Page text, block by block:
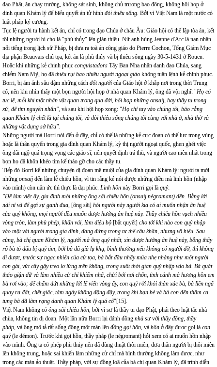
đạo Phật, ăn chay trường, không sát sinh, không chủ trương bạo động, không hội họp ở
dinh quan Khám lý để biểu quyết án tử hình đòi thiêu sống. Bởi vì Việt Nam là một nước có
luật pháp kỷ cương.
Tục lệ người tu hành kết án, chỉ có trong đạo Chúa ở châu Âu: Giáo hội có thể lập tòa án, kết
tội những người bị cho là "phù thủy" lên giàn thiêu. Nữ anh hùng Jeanne d'Arc là nạn nhân
nổi tiếng trong lịch sử Pháp, bị đưa ra toà án công giáo do Pierre Cochon, Tổng Giám Mục
địa phận Beauvais chủ tọa, kết án là phù thủy và bị thiêu sống ngày 30-5-1431 ở Rouen.
Hoặc khi những kẻ chinh phục conquistadors Tây Ban Nha nhân danh đạo Chúa, sang
chiếm Nam Mỹ, họ đã thiêu rụi bao nhiêu người ngoại giáo không tuân lệnh kẻ chinh phục.
Borri, bị ám ảnh sâu đậm những cách đốt người của Giáo hội ở khắp nơi trong thời Trung
cổ, nên khi nhìn thấy một bọn người hội họp ở nhà quan Khám lý, ông đã vội nghĩ: "Họ có
tục lệ, mỗi khi một nhân vật quan trong qua đời, hội họp những onsaij, hay thầy tu trong
xứ, để tìm nguyên nhân", và sau khi hội họp xong: "Họ chỉ tay vào chúng tôi, bảo rằng
quan Khám lý chết là tại chúng tôi, và đòi thiêu sống chúng tôi cùng với nhà ở, nhà thờ và
những vật dụng sở hữu".
Những người mà Borri nói đến ở đây, chỉ có thể là những kẻ cực đoan có thế lực trong vùng
hoặc là thân quyến trong gia đình quan Khám lý, kỳ thị người ngoại quốc, ghen ghét việc
ông đãi ngộ quá trọng vọng các giáo sĩ, nên quyết định trả thù; và người cao niên nhất trong
bọn họ đã khôn khéo tìm kế tháo gỡ cho các thầy tu.
Tiếp đó Borri kể những chuyện dị đoan mê muội của gia đình quan Khám lý: người ta mời
những onsaij đến làm lễ chiêu hồn, vì tin rằng kẻ nói được những điều mà linh hồn (nhập
vào mình) còn uẩn ức thì thực là đại phúc. Linh hồn này Borri gọi là quỷ:
"Để làm việc ấy, gia đình mời những ông sãi chiêu hồn (onsaij négromant) đến. Bằng lời
nài nỉ và để gợi sự ganh đua, [ông sãi] hỏi người này người kia có ai muốn nhận ân huệ
của quỷ không, mọi người đều muốn được hưởng ân huệ này. Thầy chiêu hồn vạch nhiều
vòng tròn, làm phù phép, khấn vái, làm điệu bộ [bắt quyết] cho tới khi nào con quỷ nhập
vào một vài người trong gia đình, đang đứng trong tư thế cầu khẩn, nhưng vô hiệu. Sau
cùng, bà chị quan Khám lý, người mà ông quý nhất, xin được hưởng ân huệ này, bỗng thấy
rõ bà tỏ dấu bị quỷ ám, bởi bà đã già lụ khụ, bình thường nếu không có người đỡ, thì không
đi được, trước sự ngạc nhiên của cử tọa, bà bắt đầu nhẩy múa nhẹ nhàng như một người
con gái, vứt cây gậy treo lơ lửng trên không, trong suốt thời gian quỷ nhập vào bà. Bà quát
tháo giận dữ và làm nhiều cử chỉ khiếm nhã, chửi bới nơi chốn, tình cảnh mà hương hồn em
bà rơi vào; để chấm dứt những lời lẽ viển vông ấy, con quỷ rời khỏi thân xác bà, bà liền ngã
quay ra đất, chết giấc, tám ngày không động đậy, trong khi bạn bè và bà con đến thăm ca
tụng bà đã làm rạng danh quan Khám lý quá cố"[15].
Việt Nam không có ông sãi chiêu hồn, bởi vì sư là thầy tu đạo Phật, phải theo luật tắc nhà
chùa, không tin dị đoan. Một lần nữa Borri lại đánh đồng nhà sưvới thầy đồng, thầy
pháp, và ông mô tả rất sống động một màn lên đồng gọi hồn, và hồn ở đây được gọi là con
quỷ(le démon). Trước khi gọi hồn, thầy pháp (le négromant) hỏi xem có ai muốn hồn nhập
vào mình. Ông ta có phép phù thủy nên đã dùng thuật thôi miên, đưa thân người bị thôi miên
lên không trung, hoặc sai khiến làm những cử chỉ mà bình thường không làm được, như
trong các màn ảo thuật. Thầy pháp, với sự đồng loã của bà chị quan Khám lý, đã trình diễn